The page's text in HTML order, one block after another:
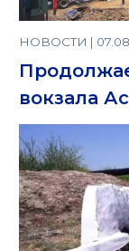
НОВОСТИ |
вокзала